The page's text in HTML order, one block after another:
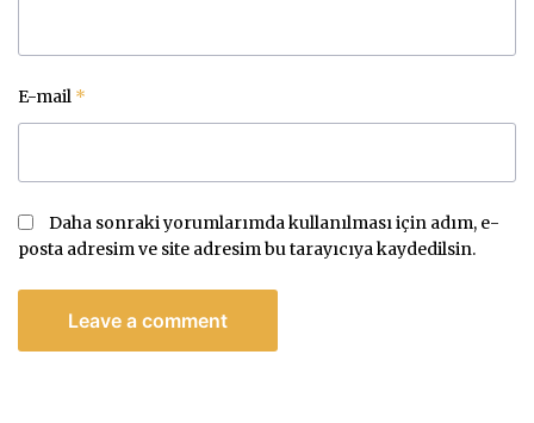
E-mail *
Daha sonraki yorumlarımda kullanılması için adım, e-
posta adresim ve site adresim bu tarayıcıya kaydedilsin.